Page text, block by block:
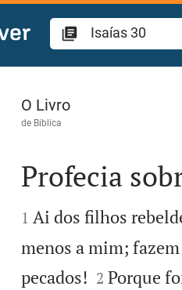
Isaías 30
O Livro
de Biblica

Profecia

1 Ai dos filhos
menos a mim;
pecados!
2 Porque